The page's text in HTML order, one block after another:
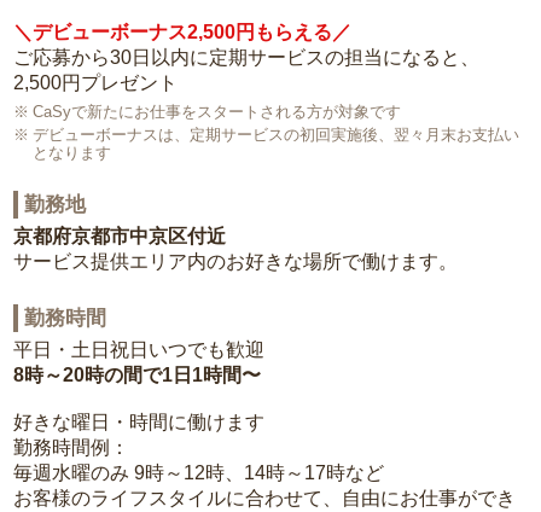
＼デビューボーナス2,500円もらえる／
ご応募から30日以内に定期サービスの担当になると、
2,500円プレゼント
CaSyで新たにお仕事をスタートされる方が対象です
デビューボーナスは、定期サービスの初回実施後、翌々月末お支払い
となります
勤務地
京都府京都市中京区付近
サービス提供エリア内のお好きな場所で働けます。
勤務時間
平日・土日祝日いつでも歓迎
8時～20時の間で1日1時間〜
好きな曜日・時間に働けます
勤務時間例：
毎週水曜のみ 9時～12時、14時～17時など
お客様のライフスタイルに合わせて、自由にお仕事ができ